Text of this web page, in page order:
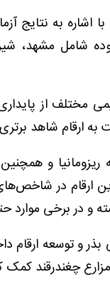
اشاره به نتایج
شامل مشهد،
مختلف از
و
ارقام در
و در برخی موارد
و توسعه
چغندرقند کمک